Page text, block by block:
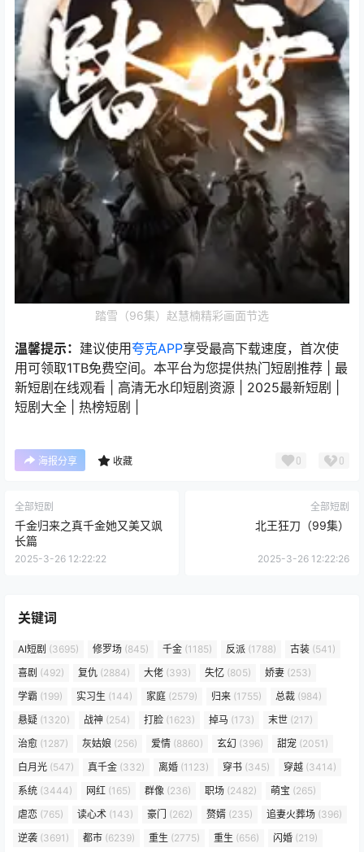
踏雪（96集）赵慧楠精彩画面节选
温馨提示： 建议使用夸克APP享受最高下载速度，首次使
用可领取1TB免费空间。本平台为您提供热门短剧推荐 | 最
新短剧在线观看 | 高清无水印短剧资源 | 2025最新短剧 |
短剧大全 | 热榜短剧 |
海报分享 收藏 0 0
全部短剧
千金归来之真千金她又美又飒
长篇
2025-3-26 12:22:22
全部短剧
北王狂刀（99集）
2025-3-26 12:22:26
关键词
AI短剧 (3695) 修罗场 (845) 千金 (1185) 反派 (1788) 古装 (541)
喜剧 (492) 复仇 (2884) 大佬 (393) 失忆 (805) 娇妻 (253)
学霸 (199) 实习生 (144) 家庭 (2579) 归来 (1755) 总裁 (984)
悬疑 (1320) 战神 (254) 打脸 (1623) 掉马 (173) 末世 (217)
治愈 (1287) 灰姑娘 (256) 爱情 (8860) 玄幻 (396) 甜宠 (2051)
白月光 (547) 真千金 (332) 离婚 (1123) 穿书 (345) 穿越 (3414)
系统 (3444) 网红 (165) 群像 (236) 职场 (2482) 萌宝 (265)
虐恋 (765) 读心术 (143) 豪门 (262) 赘婿 (235) 追妻火葬场 (396)
逆袭 (3691) 都市 (6239) 重生 (2775) 重生 (656) 闪婚 (219)